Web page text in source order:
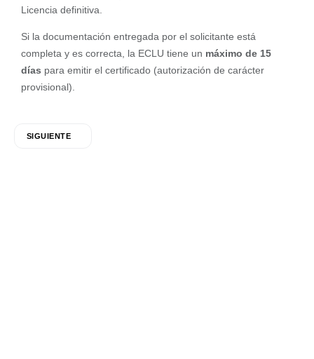
Licencia definitiva.
Si la documentación entregada por el solicitante está
completa y es correcta, la ECLU tiene un máximo de 15
días para emitir el certificado (autorización de carácter
provisional).
SIGUIENTE